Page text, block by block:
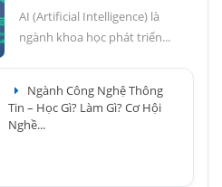
AI (Artificial Intelligence) là
ngành khoa học phát triển...
Ngành Công Nghệ Thông
Tin – Học Gì? Làm Gì? Cơ Hội
Nghề...